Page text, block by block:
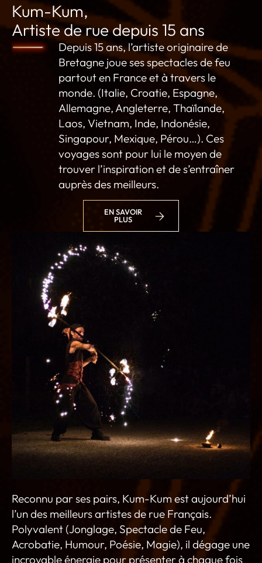
Kum-Kum,
Artiste de rue depuis 15 ans
Depuis 15 ans, l’artiste originaire de
Bretagne joue ses spectacles de feu
partout en France et à travers le
monde. (Italie, Croatie, Espagne,
Allemagne, Angleterre, Thaïlande,
Laos, Vietnam, Inde, Indonésie,
Singapour, Mexique, Pérou…). Ces
voyages sont pour lui le moyen de
trouver l’inspiration et de s’entraîner
auprès des meilleurs.
EN SAVOIR
PLUS
Reconnu par ses pairs, Kum-Kum est aujourd’hui
l’un des meilleurs artistes de rue Français.
Polyvalent (Jonglage, Spectacle de Feu,
Acrobatie, Humour, Poésie, Magie), il dégage une
incroyable énergie pour présenter à chaque fois